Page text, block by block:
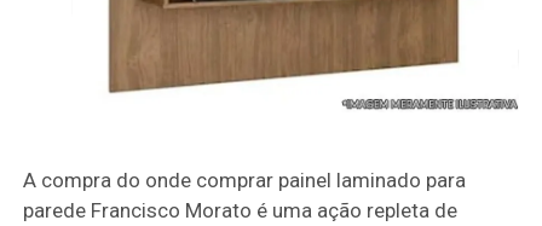
A compra do onde comprar painel laminado para
parede Francisco Morato é uma ação repleta de